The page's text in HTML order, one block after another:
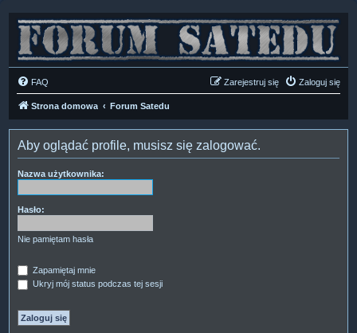
FAQ Zaloguj się
Zarejestruj się
Strona domowa Forum Satedu
Aby oglądać profile, musisz się zalogować.
Nazwa użytkownika:
Hasło:
Nie pamiętam hasła
Zapamiętaj mnie
Ukryj mój status podczas tej sesji